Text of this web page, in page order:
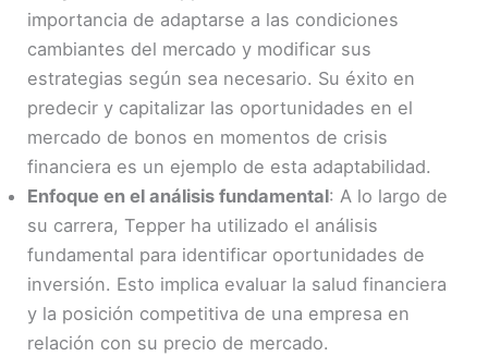
importancia de adaptarse a las condiciones
cambiantes del mercado y modificar sus
estrategias según sea necesario. Su éxito en
predecir y capitalizar las oportunidades en el
mercado de bonos en momentos de crisis
financiera es un ejemplo de esta adaptabilidad.
Enfoque en el análisis fundamental: A lo largo de
su carrera, Tepper ha utilizado el análisis
fundamental para identificar oportunidades de
inversión. Esto implica evaluar la salud financiera
y la posición competitiva de una empresa en
relación con su precio de mercado.